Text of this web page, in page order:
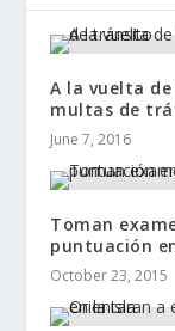
A la vuelta
multas de
June 7, 2016
Toman
puntuación
October 23, 2015